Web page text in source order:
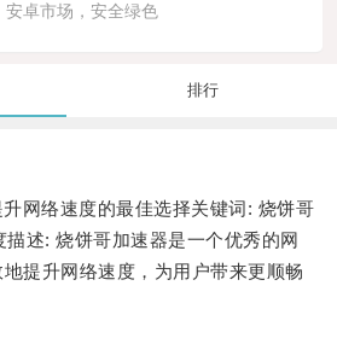
安卓市场，安全绿色
排行
络速度的最佳选择关键词: 烧饼哥
述: 烧饼哥加速器是一个优秀的网
提升网络速度，为用户带来更顺畅